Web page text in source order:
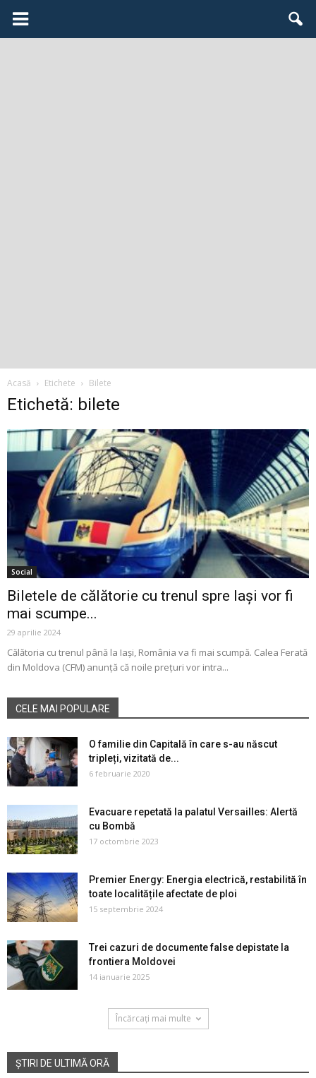
Acasă Etichete Bilete
Etichetă: bilete
Social
Biletele de călătorie cu trenul spre Iași vor fi
mai scumpe...
29 aprilie 2024
Călătoria cu trenul până la Iași, România va fi mai scumpă. Calea Ferată
din Moldova (CFM) anunță că noile prețuri vor intra...
CELE MAI POPULARE
O familie din Capitală în care s-au născut
tripleți, vizitată de...
6 februarie 2020
Evacuare repetată la palatul Versailles: Alertă
cu Bombă
17 octombrie 2023
Premier Energy: Energia electrică, restabilită în
toate localitățile afectate de ploi
15 septembrie 2024
Trei cazuri de documente false depistate la
frontiera Moldovei
14 ianuarie 2025
Încărcați mai multe
ȘTIRI DE ULTIMĂ ORĂ